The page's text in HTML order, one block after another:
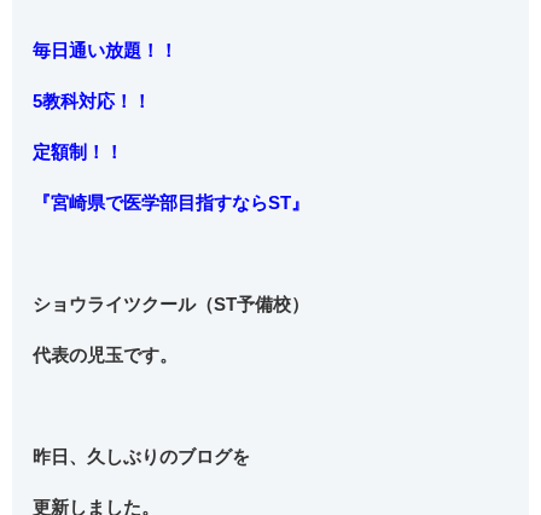
毎日通い放題！！
5教科対応！！
定額制！！
『宮崎県で医学部目指すならST』
ショウライツクール（ST予備校）
代表の児玉です。
昨日、久しぶりのブログを
更新しました。